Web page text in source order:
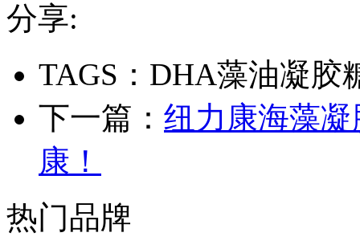
分享:
TAGS：DHA藻油凝胶
下一篇： 纽力康海藻
康！
热门品牌